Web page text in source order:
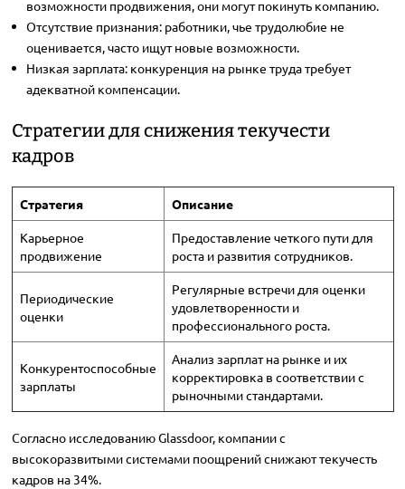
возможности продвижения, они могут покинуть компанию.
Отсутствие признания: работники, чье трудолюбие не
оценивается, часто ищут новые возможности.
Низкая зарплата: конкуренция на рынке труда требует
адекватной компенсации.
Стратегии для снижения текучести
кадров
Стратегия Описание
Карьерное
продвижение
Предоставление четкого пути для
роста и развития сотрудников.
Периодические
оценки
Регулярные встречи для оценки
удовлетворенности и
профессионального роста.
Конкурентоспособные
зарплаты
Анализ зарплат на рынке и их
корректировка в соответствии с
рыночными стандартами.
Согласно исследованию Glassdoor, компании с
высокоразвитыми системами поощрений снижают текучесть
кадров на 34%.